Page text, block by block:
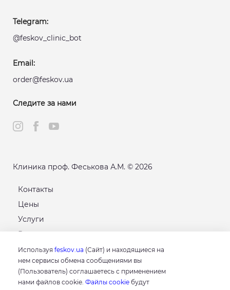
Используя feskov.ua (Сайт) и находящиеся на
нем сервисы обмена сообщениями вы
(Пользователь) соглашаетесь с применением
нами файлов cookie. Файлы cookie будут
Telegram:
@feskov_clinic_bot
Email:
order@feskov.ua
Следите за нами
Клиника проф. Феськова А.М. © 2026
Контакты
Цены
Услуги
Расписание
Карта сайта
GOOGLE
4.8